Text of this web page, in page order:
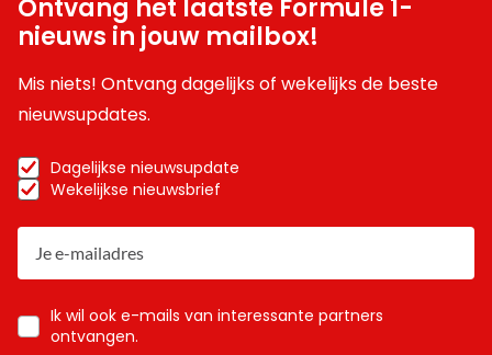
Ontvang het laatste Formule 1-
nieuws in jouw mailbox!
Mis niets! Ontvang dagelijks of wekelijks de beste
nieuwsupdates.
Dagelijkse nieuwsupdate
Wekelijkse nieuwsbrief
Ik wil ook e-mails van interessante partners
ontvangen.